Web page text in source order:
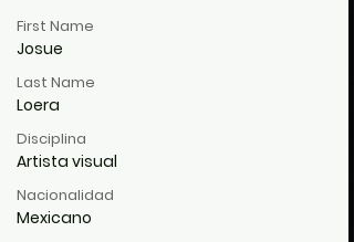
First Name
Josue
Last Name
Loera
Disciplina
Artista visual
Nacionalidad
Mexicano